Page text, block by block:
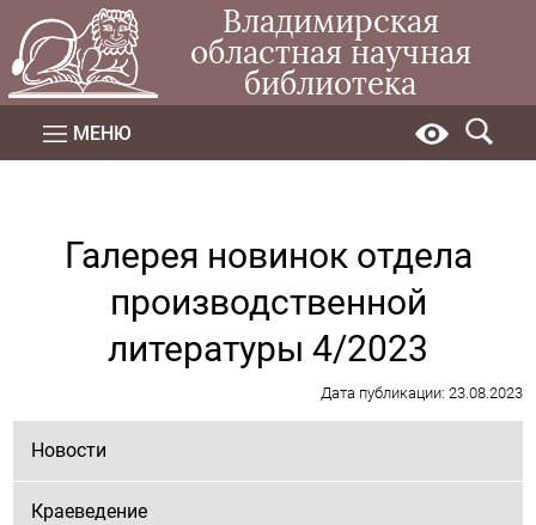
Владимирская
областная научная
библиотека
МЕНЮ
Галерея новинок отдела
производственной
литературы 4/2023
Дата публикации: 23.08.2023
Новости
Краеведение